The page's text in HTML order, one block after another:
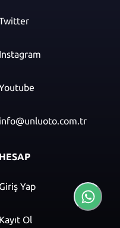
Instagram
info@unluoto.com.tr
HESAP
Giriş Yap
Kayıt Ol